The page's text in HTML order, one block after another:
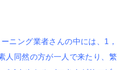
ニング業者さんの中には、1，
人同然の方が一人で来たり、繁